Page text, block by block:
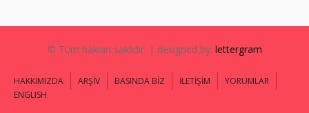
© Tüm hakları saklıdır. | designed by: lettergram
HAKKIMIZDA ARŞİV BASINDA BİZ İLETİŞİM
YORUMLAR
ENGLISH